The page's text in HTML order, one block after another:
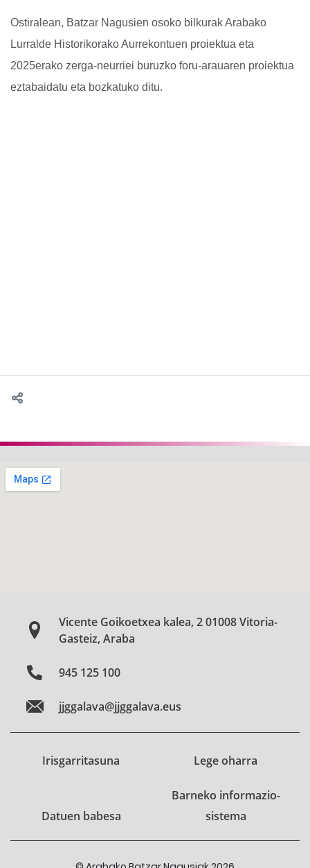
Ostiralean, Batzar Nagusien osoko bilkurak Arabako
Lurralde Historikorako Aurrekontuen proiektua eta
2025erako zerga-neurriei buruzko foru-arauaren proiektua
eztabaidatu eta bozkatuko ditu.
Vicente Goikoetxea kalea, 2 01008 Vitoria-
Gasteiz, Araba
945 125 100
jjggalava@jjggalava.eus
Irisgarritasuna Lege oharra
Datuen babesa
Barneko informazio-
sistema